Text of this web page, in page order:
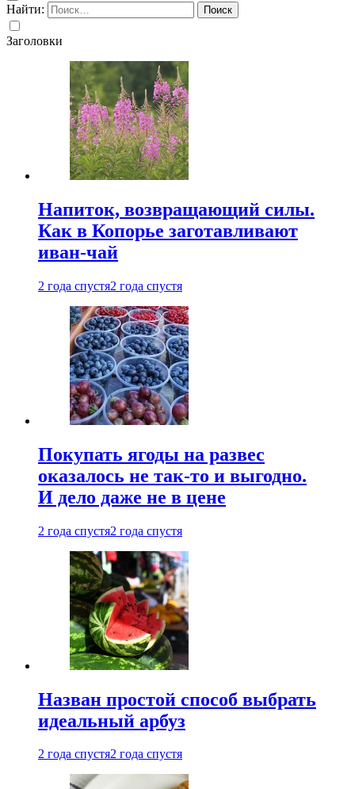
Найти:
Заголовки
Напиток, возвращающий силы.
Как в Копорье заготавливают
иван-чай
2 года спустя2 года спустя
Покупать ягоды на развес
оказалось не так-то и выгодно.
И дело даже не в цене
2 года спустя2 года спустя
Назван простой способ выбрать
идеальный арбуз
2 года спустя2 года спустя